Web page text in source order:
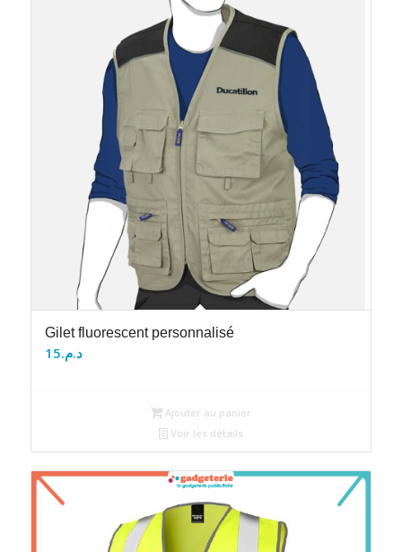
Gilet fluorescent personnalisé
د.م.15
Ajouter au panier
Voir les détails